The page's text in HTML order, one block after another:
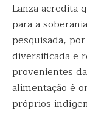
Lanza acredita
para a
pesquisada,
diversificada e
provenientes
alimentação é
próprios